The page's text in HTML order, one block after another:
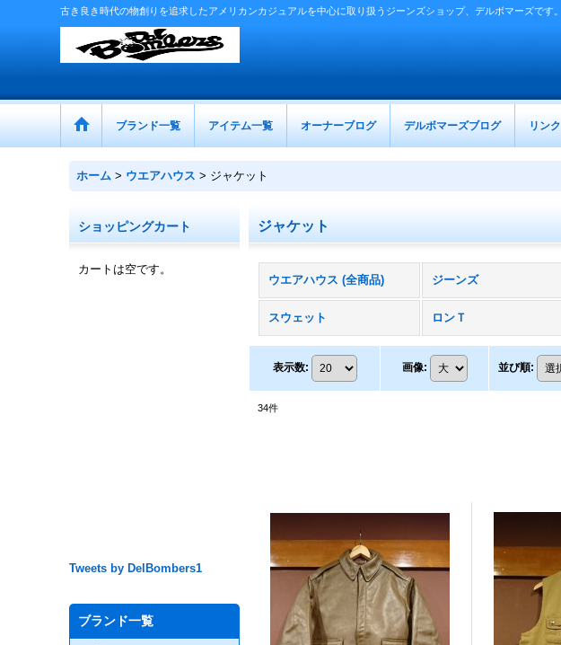
古き良き時代の物創りを追求したアメリカンカジュアルを中心に取り扱うジーンズショップ、デルボマーズです。
ブランド一覧 アイテム一覧 オーナーブログ デルボマーズブログ リンク
ホーム > ウエアハウス > ジャケット
ショッピングカート
カートは空です。
Tweets by DelBombers1
ブランド一覧
ジャケット
ウエアハウス (全商品) ジーンズ
スウェット ロンＴ
表示数: 画像: 並び順:
34件